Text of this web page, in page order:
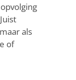
als
of